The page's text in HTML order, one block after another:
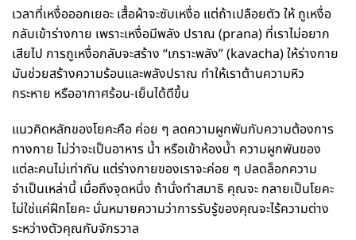
เวลาที่เหงื่อออกเยอะ เสื้อผ้าจะซับเหงื่อ แต่ถ้าเปลือยตัว ให้ ถูเหงื่อ
กลับเข้าร่างกาย เพราะเหงื่อมีพลัง ปราณ (prana) ที่เราไม่อยาก
เสียไป การถูเหงื่อกลับจะสร้าง “เกราะพลัง” (kavacha) ให้ร่างกาย
มันช่วยสร้างความร้อนและพลังปราณ ทำให้เราต้านความหิว
กระหาย หรืออากาศร้อน-เย็นได้ดีขึ้น
แนวคิดหลักของโยคะคือ ค่อย ๆ ลดความผูกพันกับความต้องการ
ทางกาย ไม่ว่าจะเป็นอาหาร น้ำ หรือเข้าห้องน้ำ ความผูกพันของ
แต่ละคนไม่เท่ากัน แต่ร่างกายของเราจะค่อย ๆ ปลดล็อกความ
จำเป็นเหล่านี้ เมื่อถึงจุดหนึ่ง ถ้านั่งทำสมาธิ คุณจะ กลายเป็นโยคะ
ไม่ใช่แค่ฝึกโยคะ นั่นหมายความว่าการรับรู้ของคุณจะไร้ความต่าง
ระหว่างตัวคุณกับจักรวาล